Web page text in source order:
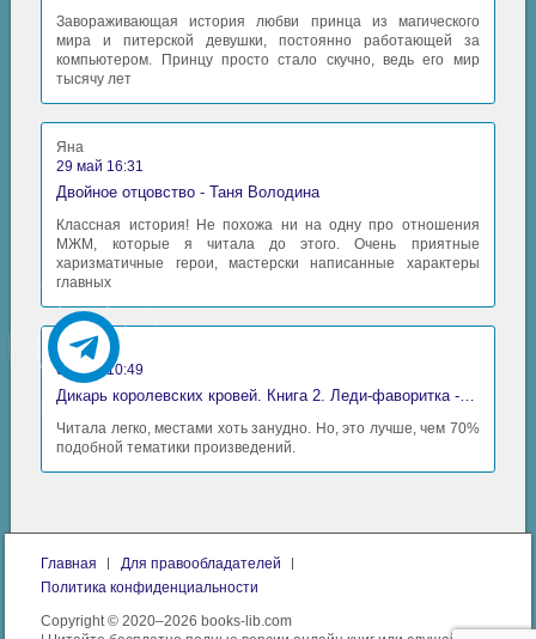
Завораживающая история любви принца из магического
мира и питерской девушки, постоянно работающей за
компьютером. Принцу просто стало скучно, ведь его мир
тысячу лет
Яна
29 май 16:31
Двойное отцовство - Таня Володина
Классная история! Не похожа ни на одну про отношения
МЖМ, которые я читала до этого. Очень приятные
харизматичные герои, мастерски написанные характеры
главных
Аида
06 май 10:49
Дикарь королевских кровей. Книга 2. Леди-фаворитка - Анна Сергеевна Гаврилова
Читала легко, местами хоть занудно. Но, это лучше, чем 70%
подобной тематики произведений.
Главная
Для правообладателей
Политика конфиденциальности
Copyright © 2020–2026 books-lib.com